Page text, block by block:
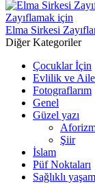
Zayıflamak için
Elma Sirkesi
Diğer Kategoriler
Çocuklar İçin
Evlilik ve Aile
Fotograflarım
Genel
Güzel yazı
Şiir
İslam
Püf Noktaları
Sağlıklı yaşam